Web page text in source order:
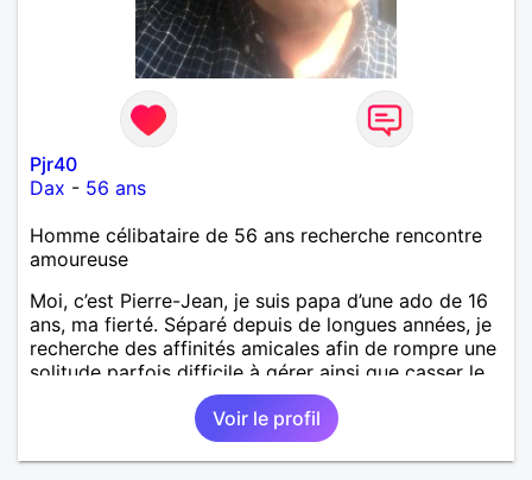
Pjr40
Dax - 56 ans
Homme célibataire de 56 ans recherche rencontre
amoureuse
Moi, c’est Pierre-Jean, je suis papa d’une ado de 16
ans, ma fierté. Séparé depuis de longues années, je
recherche des affinités amicales afin de rompre une
solitude parfois difficile à gérer ainsi que casser le
vague à l’âme. L’amitié reste extrêmement
importante à mes yeux mais peut se décliner en des
sentiments plus puissants. « Le temps fera son
œuvre » disait Arthur Schopenhauer, philosophe
Voir le profil